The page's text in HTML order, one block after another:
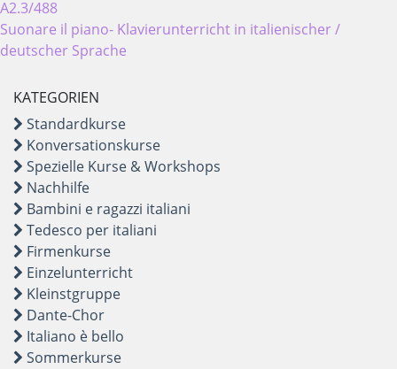
KATEGORIEN
Standardkurse
Konversationskurse
Spezielle Kurse & Workshops
Nachhilfe
Bambini e ragazzi italiani
Tedesco per italiani
Firmenkurse
Einzelunterricht
Kleinstgruppe
Dante-Chor
Italiano è bello
Sommerkurse
A2.3/488
Suonare il piano- Klavierunterricht in italienischer /
deutscher Sprache